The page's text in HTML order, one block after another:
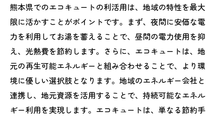
熊本県でのエコキュートの利活用は、地域の特性を最大
限に活かすことがポイントです。まず、夜間に安価な電
力を利用してお湯を蓄えることで、昼間の電力使用を抑
え、光熱費を節約します。さらに、エコキュートは、地
元の再生可能エネルギーと組み合わせることで、より環
境に優しい選択肢となります。地域のエネルギー会社と
連携し、地元資源を活用することで、持続可能なエネル
ギー利用を実現します。エコキュートは、単なる節約手